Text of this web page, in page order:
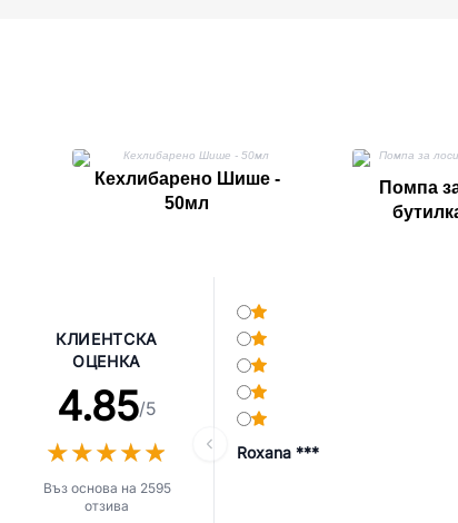
Кехлибарено Шише -
50мл
Помпа
КЛИЕНТСКА
ОЦЕНКА
4.85/5
★★★★★
★★★★★
Въз основа на 2595
отзива
Roxana ***